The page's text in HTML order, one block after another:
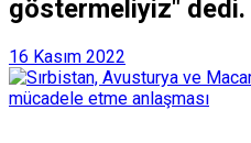
göstermeliyiz" dedi.
16 Kasım 2022